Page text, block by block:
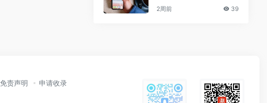
完整功能详解
2周前 39
免责声明 申请收录